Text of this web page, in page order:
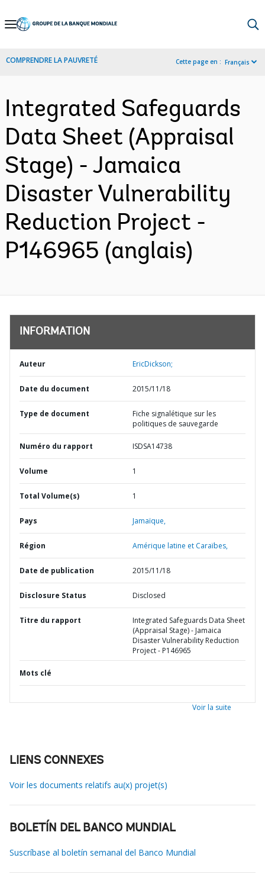
Skip
Navigation
COMPRENDRE LA PAUVRETÉ Cette page en : Français
Integrated Safeguards
Data Sheet (Appraisal
Stage) - Jamaica
Disaster Vulnerability
Reduction Project -
P146965 (anglais)
INFORMATION
Auteur EricDickson;
Date du document 2015/11/18
Type de document
Fiche signalétique sur les
politiques de sauvegarde
Numéro du rapport ISDSA14738
Volume 1
Total Volume(s) 1
Pays Jamaïque,
Région Amérique latine et Caraïbes,
Date de publication 2015/11/18
Disclosure Status Disclosed
Titre du rapport
Integrated Safeguards Data Sheet
(Appraisal Stage) - Jamaica
Disaster Vulnerability Reduction
Project - P146965
Mots clé
Voir la suite
LIENS CONNEXES
Voir les documents relatifs au(x) projet(s)
BOLETÍN DEL BANCO MUNDIAL
Suscríbase al boletín semanal del Banco Mundial